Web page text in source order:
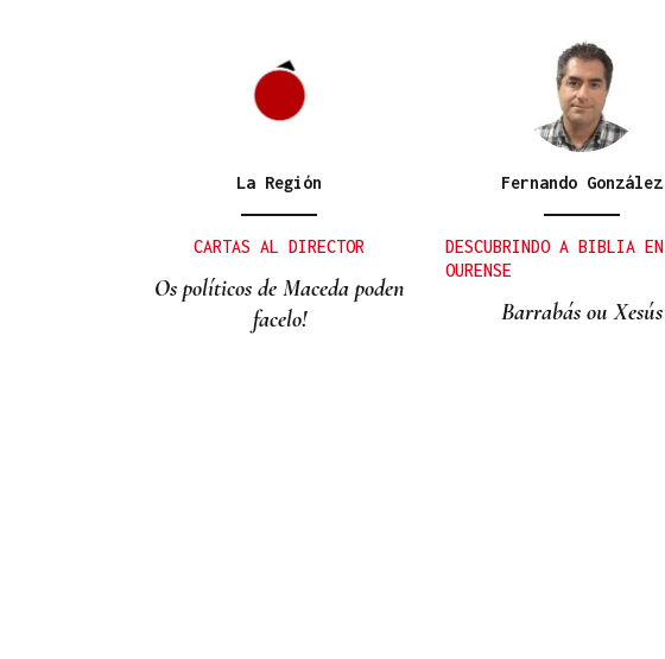
QUEN CHO DIXO
¿Sabe usted que la reina
Ourense en la final del
La Región
CARTAS AL DIRECTOR
Os políticos de Maceda poden
facelo!
Fernando González
DESCUBRINDO A BIBLIA EN
OURENSE
Barrabás ou Xesús